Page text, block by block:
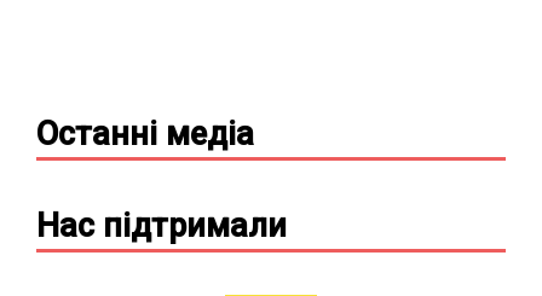
Останні медіа
Нас підтримали